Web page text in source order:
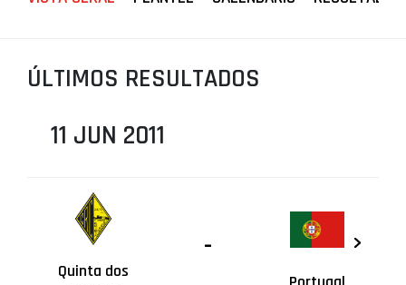
LIGA BETCLIC MASCULINA
LIGA BETCLIC FEMININA
ÚLTIMOS RESULTADOS
11 JUN 2011
Quinta dos
-